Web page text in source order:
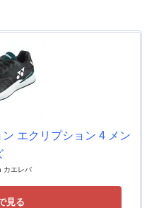
エクリプション 4 メン
カエレバ
見る